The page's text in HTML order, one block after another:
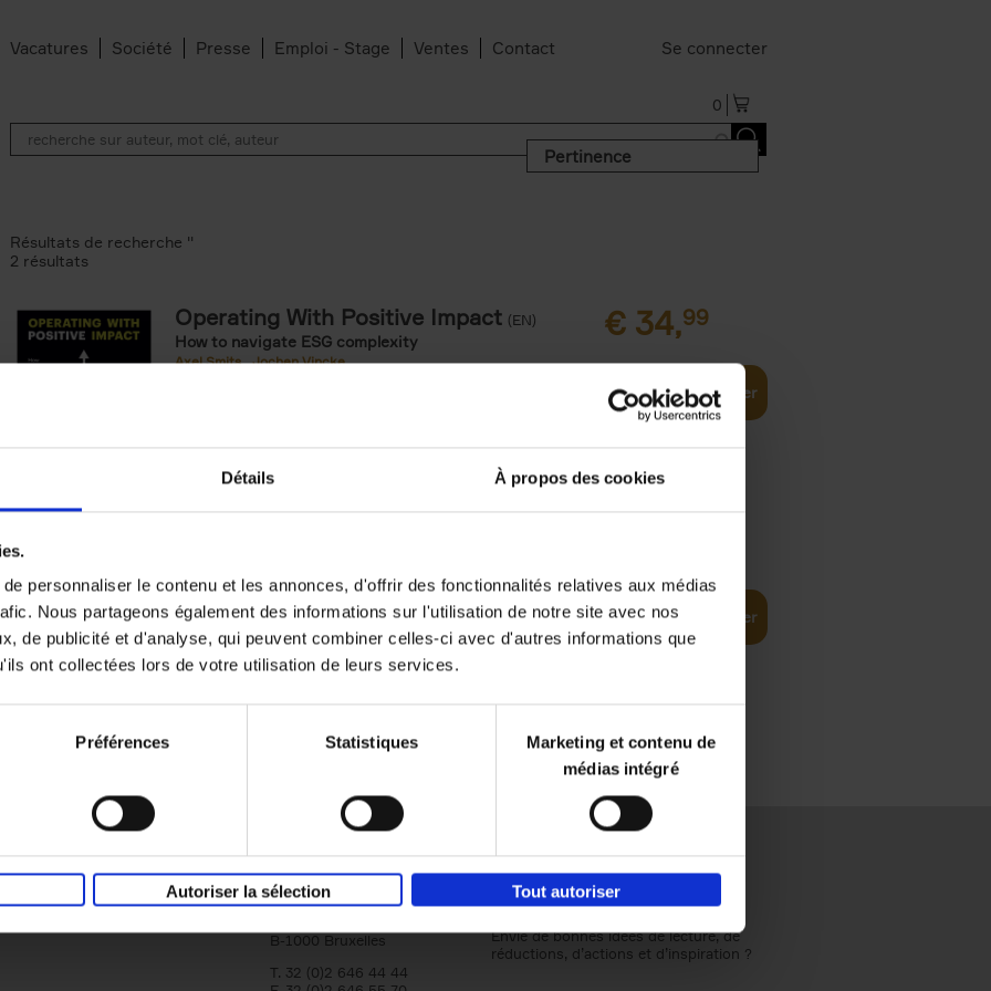
Détails À propos des cookies
personnaliser le contenu et les annonces, d'offrir des fonctionnalités relatives aux médias
Nous partageons également des informations sur l'utilisation de notre site avec nos
de publicité et d'analyse, qui peuvent combiner celles-ci avec d'autres informations que
ont collectées lors de votre utilisation de leurs services.
Préférences Statistiques
Marketing et contenu de
médias intégré
Autoriser la sélection Tout autoriser
Vacatures Société Presse Emploi - Stage Ventes Contact Se connecter
0
Pertinence
den Bussche filter
Résultats de recherche ''
2 résultats
Operating With Positive Impact (EN)
How to navigate ESG complexity
Axel Smits
Jochen Vincke
€ 34,99
Ajouter au panier
reward
Axel Smits
Bart Van den Bussche
Couverture souple
2024 222 Ajouter au panier
Qui sommes-nous?
Éditions Racine
Tour & Taxis
Avenue du Port, 86C
B-1000 Bruxelles
T. 32 (0)2 646 44 44
Envie de bonnes idées de lecture, de
réductions, d’actions et d’inspiration ?